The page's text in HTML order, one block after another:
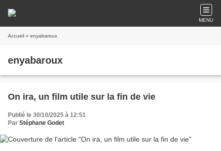
MENU
Accueil » enyabaroux
enyabaroux
On ira, un film utile sur la fin de vie
Publié le 30/10/2025 à 12:51
Par Stéphane Godet